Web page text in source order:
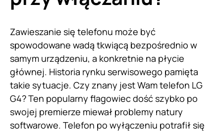
Zawieszanie się telefonu może być
spowodowane wadą tkwiącą bezpośrednio w
samym urządzeniu, a konkretnie na płycie
głównej. Historia rynku serwisowego pamięta
takie sytuacje. Czy znany jest Wam telefon LG
G4? Ten popularny flagowiec dość szybko po
swojej premierze miewał problemy natury
softwarowe. Telefon po wyłączeniu potrafił się